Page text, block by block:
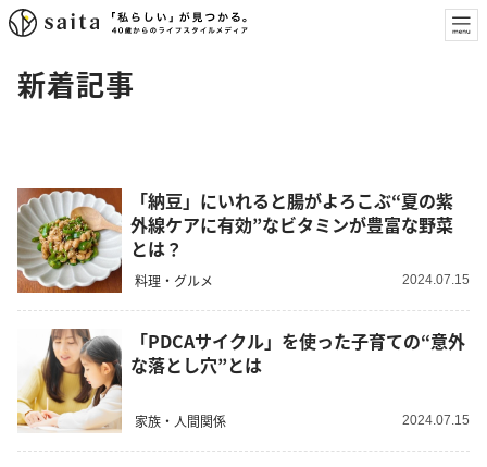
新着記事
「納豆」にいれると腸がよろこぶ“夏の紫
外線ケアに有効”なビタミンが豊富な野菜
とは？
料理・グルメ 2024.07.15
「PDCAサイクル」を使った子育ての“意外
な落とし穴”とは
家族・人間関係 2024.07.15